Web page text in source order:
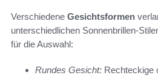
Verschiedene Gesichtsformen
unterschiedlichen Sonnenbrillen-
für die Auswahl:
Rundes Gesicht: Rechteckige